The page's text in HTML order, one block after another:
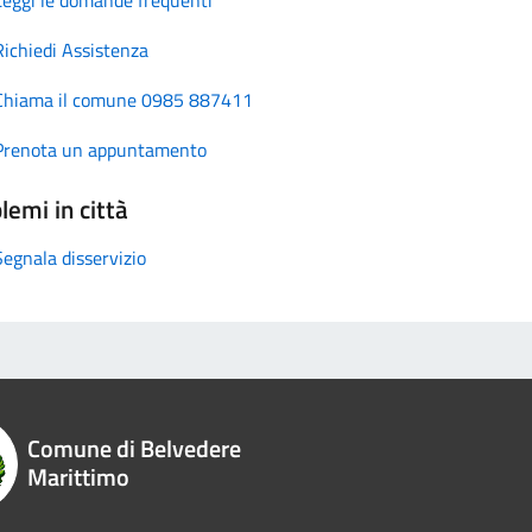
Assistenza
il comune 0985 887411
un appuntamento
in città
disservizio
Comune di Belvedere
Marittimo